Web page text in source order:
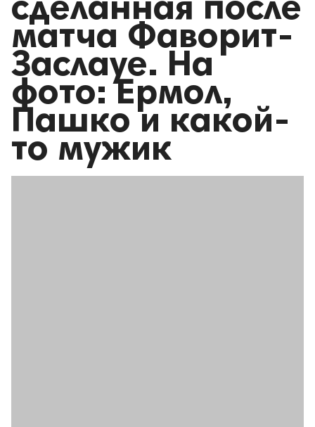
матча Фаворит-
Заслауе. На
фото: Ермол,
Пашко и какой-
то мужик